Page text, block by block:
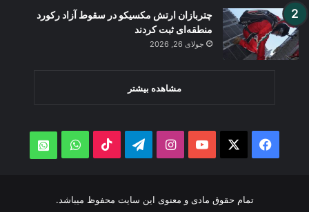
چتربازان ارتش مکسیکو در سقوط آزاد رکورد
منطقه‌ای ثبت کردند
جولای 26, 2026
مشاهده بیشتر
Facebook
YouTube
Instagram
Telegram
TikTok
WhatsApp
تمام حقوق مادی و معنوی این سایت محفوظ میباشد.